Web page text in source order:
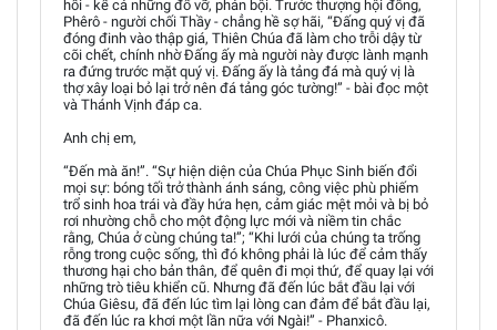
hồi - kể cả những đổ vỡ, phản bội. Trước thượng hội đồng,
Phêrô - người chối Thầy - chẳng hề sợ hãi, “Đấng quý vị đã
đóng đinh vào thập giá, Thiên Chúa đã làm cho trỗi dậy từ
cõi chết, chính nhờ Đấng ấy mà người này được lành mạnh
ra đứng trước mặt quý vị. Đấng ấy là tảng đá mà quý vị là
thợ xây loại bỏ lại trở nên đá tảng góc tường!” - bài đọc một
và Thánh Vịnh đáp ca.
Anh chị em,
“Đến mà ăn!”. “Sự hiện diện của Chúa Phục Sinh biến đổi
mọi sự: bóng tối trở thành ánh sáng, công việc phù phiếm
trổ sinh hoa trái và đầy hứa hẹn, cảm giác mệt mỏi và bị bỏ
rơi nhường chỗ cho một động lực mới và niềm tin chắc
rằng, Chúa ở cùng chúng ta!”; “Khi lưới của chúng ta trống
rỗng trong cuộc sống, thì đó không phải là lúc để cảm thấy
thương hại cho bản thân, để quên đi mọi thứ, để quay lại với
những trò tiêu khiển cũ. Nhưng đã đến lúc bắt đầu lại với
Chúa Giêsu, đã đến lúc tìm lại lòng can đảm để bắt đầu lại,
đã đến lúc ra khơi một lần nữa với Ngài!” - Phanxicô.